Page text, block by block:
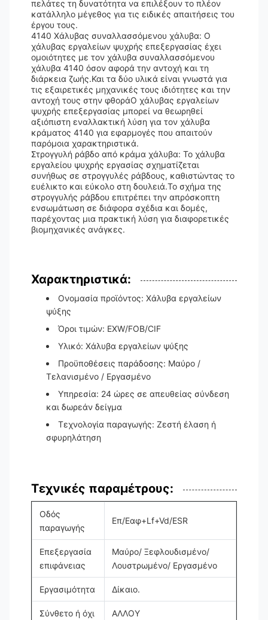
πελάτες τη δυνατότητα να επιλέξουν το πλέον
κατάλληλο μέγεθος για τις ειδικές απαιτήσεις του
έργου τους.
4140 Χάλυβας συναλλασσόμενου χάλυβα: Ο
χάλυβας εργαλείων ψυχρής επεξεργασίας έχει
ομοιότητες με τον χάλυβα συναλλασσόμενου
χάλυβα 4140 όσον αφορά την αντοχή και τη
διάρκεια ζωής.Και τα δύο υλικά είναι γνωστά για
τις εξαιρετικές μηχανικές τους ιδιότητες και την
αντοχή τους στην φθοράΟ χάλυβας εργαλείων
ψυχρής επεξεργασίας μπορεί να θεωρηθεί
αξιόπιστη εναλλακτική λύση για τον χάλυβα
κράματος 4140 για εφαρμογές που απαιτούν
παρόμοια χαρακτηριστικά.
Στρογγυλή ράβδο από κράμα χάλυβα: Το χάλυβα
εργαλείου ψυχρής εργασίας σχηματίζεται
συνήθως σε στρογγυλές ράβδους, καθιστώντας το
ευέλικτο και εύκολο στη δουλειά.Το σχήμα της
στρογγυλής ράβδου επιτρέπει την απρόσκοπτη
ενσωμάτωση σε διάφορα σχέδια και δομές,
παρέχοντας μια πρακτική λύση για διαφορετικές
βιομηχανικές ανάγκες.
Χαρακτηριστικά:
Ονομασία προϊόντος: Χάλυβα εργαλείων
ψύξης
Όροι τιμών: EXW/FOB/CIF
Υλικό: Χάλυβα εργαλείων ψύξης
Προϋποθέσεις παράδοσης: Μαύρο /
Τελανισμένο / Εργασμένο
Υπηρεσία: 24 ώρες σε απευθείας σύνδεση
και δωρεάν δείγμα
Τεχνολογία παραγωγής: Ζεστή έλαση ή
σφυρηλάτηση
Τεχνικές παραμέτρους:
Οδός
παραγωγής
Επ/Εαφ+Lf+Vd/ESR
Επεξεργασία
επιφάνειας
Μαύρο/ Ξεφλουδισμένο/
Λουστρωμένο/ Εργασμένο
Εργασιμότητα Δίκαιο.
Σύνθετο ή όχι ΑΛΛΟΥ